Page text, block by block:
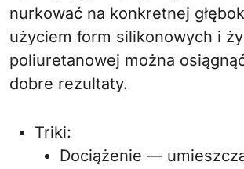
nurkować na konkretnej
użyciem form silikonowych i
poliuretanowej można
dobre rezultaty.
Triki:
Dociążenie —